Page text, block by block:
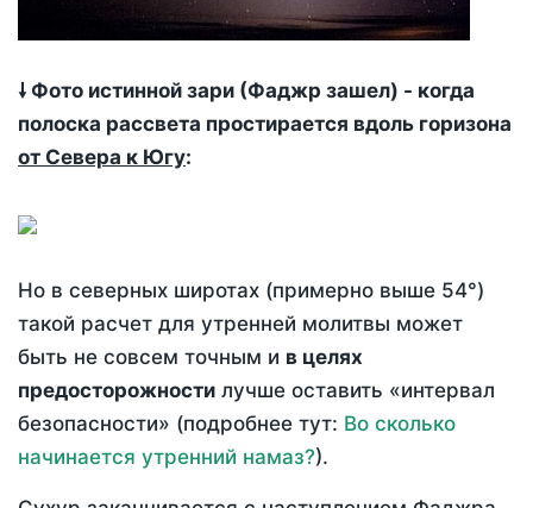
🠗 Фото истинной зари (Фаджр зашел) - когда
полоска рассвета простирается вдоль горизона
от Севера к Югу:
Но в северных широтах (примерно выше 54°)
такой расчет для утренней молитвы может
быть не совсем точным и в целях
предосторожности лучше оставить «интервал
безопасности» (подробнее тут: Во сколько
начинается утренний намаз?).